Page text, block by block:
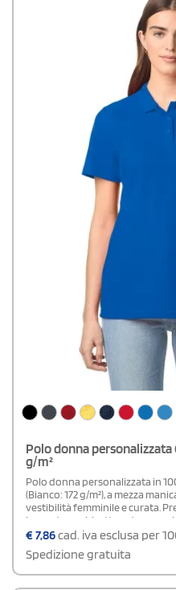
Polo donna
g/m²
Polo donna personalizzata in
(Bianco: 172 g/m²), a mezza
vestibilità femminile e curata.
impunture, abbottonatura con
in tinta; è rifinita con doppie
cuciture laterali semi sagomate.
100.Disponibile modello Uomo
€7,86cad. iva esclusa per
Spedizione gratuita